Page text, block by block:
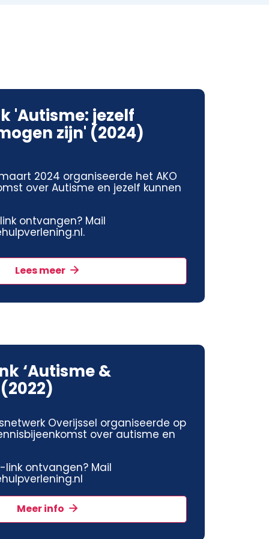
'Autisme: jezelf
zijn' (2024)
2024 organiseerde het AKO
over Autisme en jezelf kunnen
ontvangen? Mail
Lees meer
‘Autisme &
Overijssel organiseerde op
over autisme en
link ontvangen? Mail
Meer info